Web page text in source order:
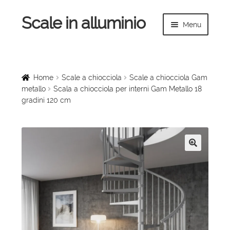
Vai
alla
Vai
al
Scale in alluminio Menu
menu
child
Scale a chiocciola
Scale per interni
Linee vita
Espandi
il
menu
child
menu
Rampe di carico
Sollevatori
Espandi
Home Scale a chiocciola
Scale a chiocciola Gam
metallo
Scala a chiocciola per interni Gam Metallo 18
gradini 120 cm